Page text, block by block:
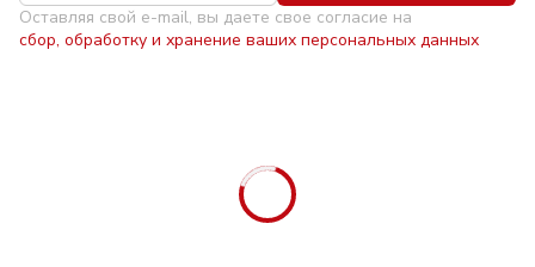
Оставляя свой e-mail, вы даете свое согласие на
сбор, обработку и хранение ваших персональных данных